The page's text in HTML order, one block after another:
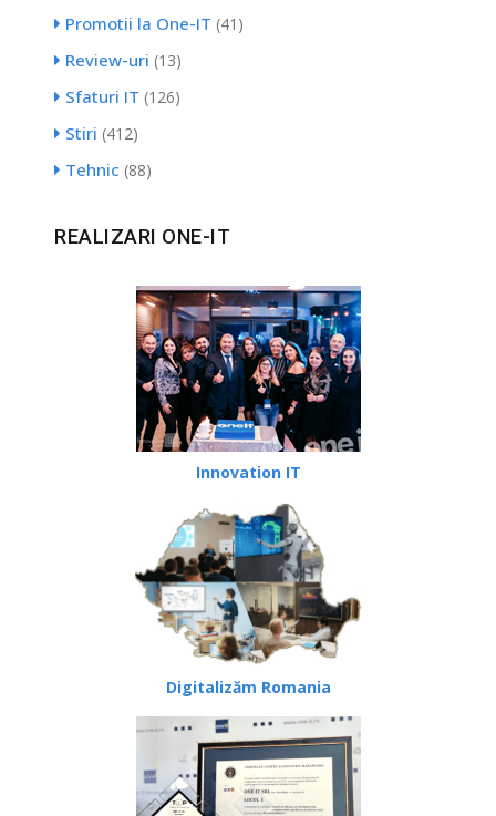
Promotii la One-IT (41)
Review-uri (13)
Sfaturi IT (126)
Stiri (412)
Tehnic (88)
REALIZARI ONE-IT
Innovation IT
Digitalizăm Romania